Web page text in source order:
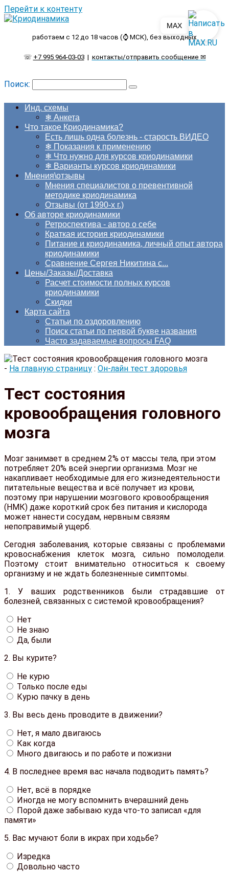
Перейти к контенту
работаем с 12 до 18 часов (⌚ МСК), без выходных
☏ +7 995 964-03-03| контакты/отправить сообщение ✉
Поиск:
Инд. схемы
❄ Анкета
Что такое Криодинамика?
Есть лишь одна болезнь - старость ВИДЕО
❄ Показания к применению
❄ Что нужно для курсов криодинамики
❄ Варианты курсов криодинамики
Мнения\отзывы
Мнения специалистов о превентивной
методике криодинамика
Отзывы (от 1990-х г.)
Об авторе криодинамики
Ретроспектива - автор о себе
Краткая история криодинамики
Питание и криодинамика, личный опыт автора
криодинамики
Сравнение Сергея Никитина с...
Цены/Заказы/Доставка
Расчет стоимости полных курсов
криодинамики
Скидки
Карта сайта
Статьи по оздоровлению
Поиск статьи по первой букве названия
Часто задаваемые вопросы FAQ
- На главную страницу : Он-лайн тест здоровья
Тест состояния
кровообращения головного
мозга
Мозг занимает в среднем 2% от массы тела, при этом
потребляет 20% всей энергии организма. Мозг не
накапливает необходимые для его жизнедеятельности
питательные вещества и всё получает из крови,
поэтому при нарушении мозгового кровообращения
(НМК) даже короткий срок без питания и кислорода
может нанести сосудам, нервным связям
непоправимый ущерб.
Сегодня заболевания, которые связаны с проблемами
кровоснабжения клеток мозга, сильно помолодели.
Поэтому стоит внимательно относиться к своему
организму и не ждать болезненные симптомы.
1. У ваших родственников были страдавшие от
болезней, связанных с системой кровообращения?
Нет
Не знаю
Да, были
2. Вы курите?
Не курю
Только после еды
Курю пачку в день
3. Вы весь день проводите в движении?
Нет, я мало двигаюсь
Как когда
Много двигаюсь и по работе и пожизни
4. В последнее время вас начала подводить память?
Нет, всё в порядке
Иногда не могу вспомнить вчерашний день
Порой даже забываю куда что-то записал «для
памяти»
5. Вас мучают боли в икрах при ходьбе?
Изредка
Довольно часто
MAX